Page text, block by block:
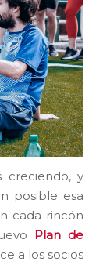
creciendo, y
posible esa
cada rincón
Plan de
a los socios